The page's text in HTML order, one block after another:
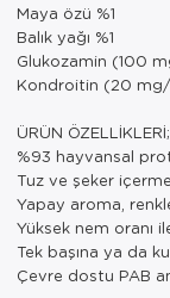
Maya özü %1
Balık yağı %1
Glukozamin (100
Kondroitin (20
ÜRÜN ÖZELLİKLERİ;
%93 hayvansal
Tuz ve şeker
Yapay aroma,
Yüksek nem oranı
Tek başına ya da
Çevre dostu PAB